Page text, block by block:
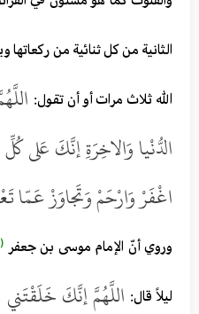
الثانية من كل ثنائية من
الله ثلاث مرات أو أن تقول:
الدُّنْيا وَالاخِرَةِ إنَّكَ
اغْفَرْ وَارْحَمْ وَتَجاوَزْ عَمّا
وروي أنّ الإمام موسى بن جعفر
ليلاً قال: اللَّهُمَّ إنَّكَ خَلَقْتَني